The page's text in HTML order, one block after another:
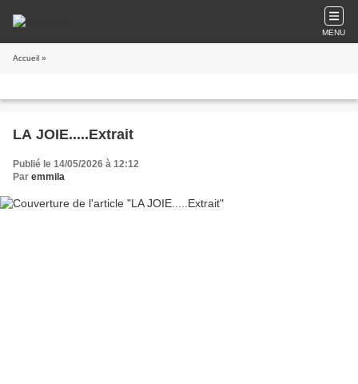
MENU
Accueil »
LA JOIE.....Extrait
Publié le 14/05/2026 à 12:12
Par emmila